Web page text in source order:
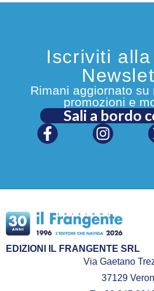
Iscriviti
Rimani aggiornato su
promozioni e
Sali a bordo
EDIZIONI IL FRANGENTE SRL
Via Gaetano
37129